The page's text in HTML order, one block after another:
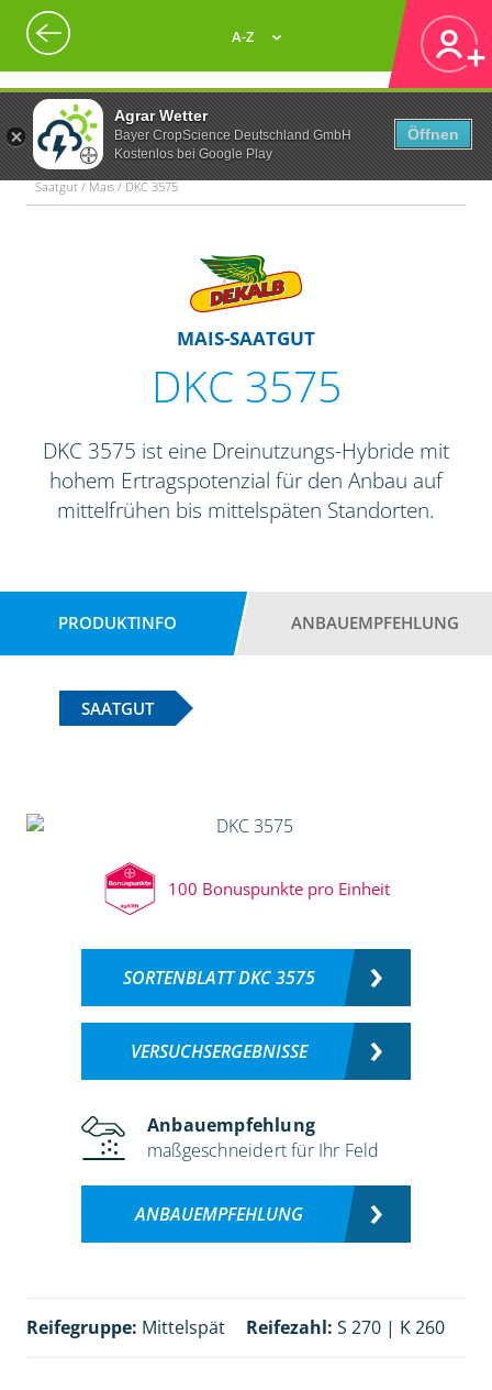
Agrar Wetter
Bayer CropScience Deutschland GmbH
Kostenlos bei Google Play
Öffnen
A-Z
Saatgut / Mais / DKC 3575
MAIS-SAATGUT
DKC 3575
DKC 3575 ist eine Dreinutzungs-Hybride mit
hohem Ertragspotenzial für den Anbau auf
mittelfrühen bis mittelspäten Standorten.
PRODUKTINFO ANBAUEMPFEHLUNG
SAATGUT
100 Bonuspunkte pro Einheit
SORTENBLATT DKC 3575
VERSUCHSERGEBNISSE
Anbauempfehlung
maßgeschneidert für Ihr Feld
ANBAUEMPFEHLUNG
Reifegruppe: Mittelspät Reifezahl: S 270 | K 260